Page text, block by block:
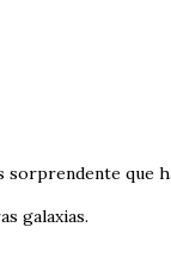
sorprendente que
galaxias.